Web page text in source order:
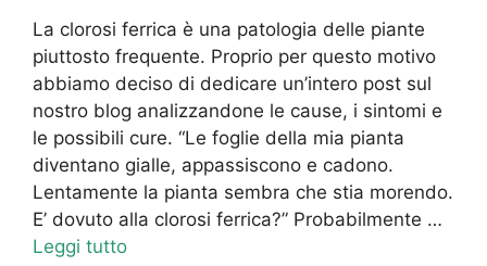
La clorosi ferrica è una patologia delle piante
piuttosto frequente. Proprio per questo motivo
abbiamo deciso di dedicare un’intero post sul
nostro blog analizzandone le cause, i sintomi e
le possibili cure. “Le foglie della mia pianta
diventano gialle, appassiscono e cadono.
Lentamente la pianta sembra che stia morendo.
E’ dovuto alla clorosi ferrica?” Probabilmente …
Leggi tutto